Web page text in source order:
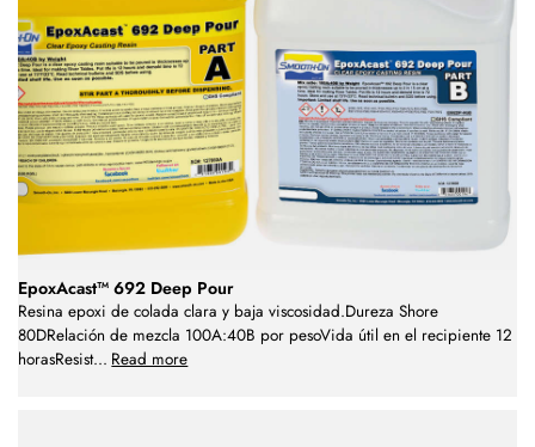
EpoxAcast™ 692 Deep Pour
Resina epoxi de colada clara y baja viscosidad.Dureza Shore
80DRelación de mezcla 100A:40B por pesoVida útil en el recipiente 12
horasResist... Read more